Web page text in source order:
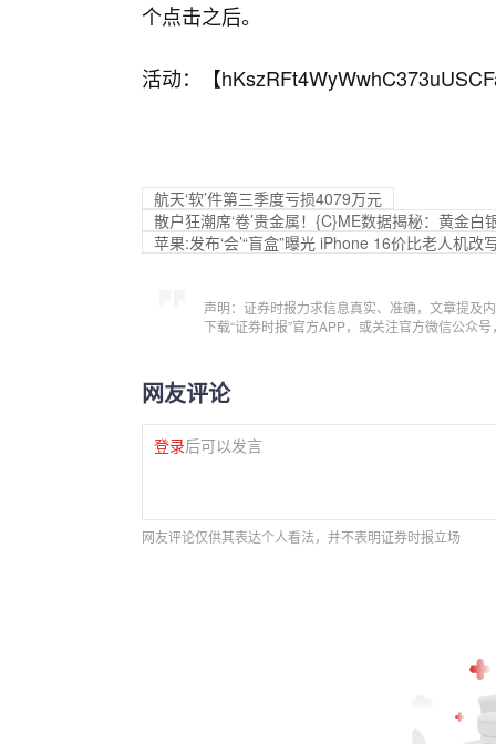
个点击之后。
活动：【
航天‘软’件第三季度亏损4079万元
散户狂潮席‘卷’贵金属！{C}ME数据揭秘：黄金
苹果:发布‘会’“盲盒”曝光 iPhone 16价比老人机改
声明：证券时报力求信息真实、准确，文章提及
下载“证券时报”官方APP，或关注官方微信公众
网友评论
登录后可以发言
网友评论仅供其表达个人看法，并不表明证券时报立场